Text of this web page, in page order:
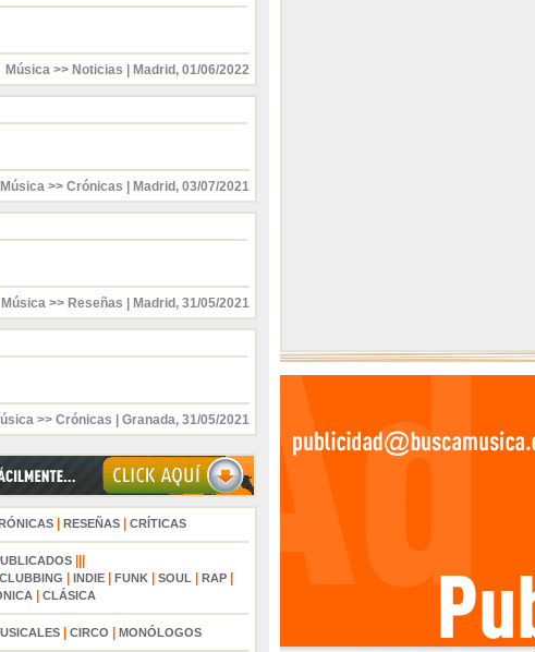
Música >> Noticias Madrid , 01/06/2022
Música >> Crónicas Madrid , 03/07/2021
Música >> Reseñas Madrid , 31/05/2021
>> Crónicas Granada, 31/05/2021
| RESEÑAS| CRÍTICAS
CLUBBING INDIE| FUNK| SOUL| RAP|
| CLÁSICA
| CIRCO MONÓLOGOS